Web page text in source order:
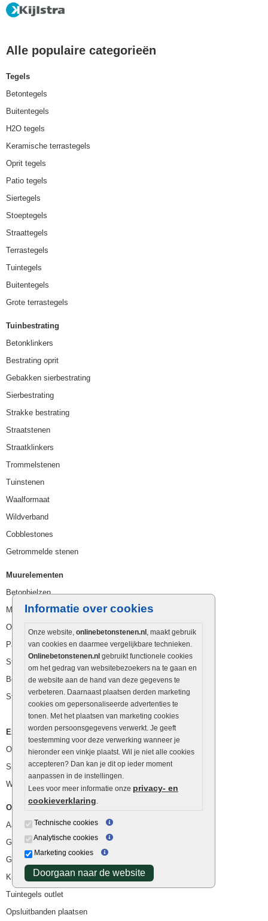
Informatie over cookies
Onze website, onlinebetonstenen.nl , maakt gebruik
van cookies en daarmee vergelijkbare technieken.
Onlinebetonstenen.nl gebruikt functionele cookies
om het gedrag van websitebezoekers na te gaan en
de website aan de hand van deze gegevens te
verbeteren. Daarnaast plaatsen derden marketing
cookies om gepersonaliseerde advertenties te
tonen. Met het plaatsen van marketing cookies
worden persoonsgegevens verwerkt. Je geeft
toestemming voor deze verwerking wanneer je
hieronder een vinkje plaatst. Wil je niet alle cookies
accepteren? Dan kan je dit op ieder moment
aanpassen in de instellingen.
Lees voor meer informatie onze privacy- en
cookieverklaring.
Technische cookies
Analytische cookies
Marketing cookies
Doorgaan naar de website
Alle populaire categorieën
Tegels
Betontegels
Buitentegels
H2O tegels
Keramische terrastegels
Oprit tegels
Patio tegels
Siertegels
Stoeptegels
Straattegels
Terrastegels
Tuintegels
Buitentegels
Grote terrastegels
Tuinbestrating
Betonklinkers
Bestrating oprit
Gebakken sierbestrating
Sierbestrating
Strakke bestrating
Straatstenen
Straatklinkers
Trommelstenen
Tuinstenen
Waalformaat
Wildverband
Cobblestones
Getrommelde stenen
Muurelementen
Betonbielzen
Muurstenen
Opsluitbanden
Palissaden
Stapelblokken
Betonblokken
Stapelstenen
Extra benodigdheden
Ophoogzand
Siergrind en siersplit
Waterafvoer
Overig
Aanbiedingen
Goedkope bestrating
Goedkope tuintegels
Kunstgras
Tuintegels outlet
Opsluitbanden plaatsen